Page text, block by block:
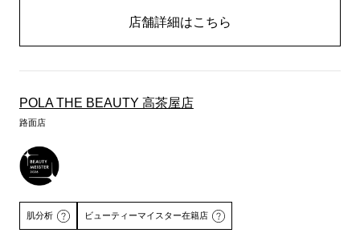
店舗詳細はこちら
POLA THE BEAUTY 高茶屋店
路面店
肌分析 ビューティーマイスター在籍店